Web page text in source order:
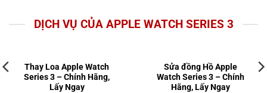
DỊCH VỤ CỦA APPLE WATCH SERIES 3
Thay Loa Apple Watch
Series 3 – Chính Hãng,
Lấy Ngay
Sửa đồng Hồ Apple
Watch Series 3 – Chính
Hãng, Lấy Ngay